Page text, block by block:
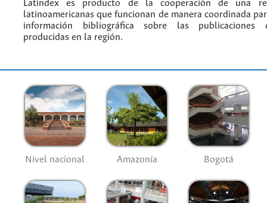
Latindex es producto de la cooperación de una
latinoamericanas que funcionan de manera coordinada
información bibliográfica sobre las publicaciones
producidas en la región.
Nivel nacional Amazonía Bogotá